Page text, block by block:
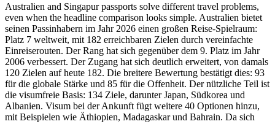
Australien and Singapur passports solve different travel problems,
even when the headline comparison looks simple. Australien bietet
seinen Passinhabern im Jahr 2026 einen großen Reise-Spielraum:
Platz 7 weltweit, mit 182 erreichbaren Zielen durch vereinfachte
Einreiserouten. Der Rang hat sich gegenüber dem 9. Platz im Jahr
2006 verbessert. Der Zugang hat sich deutlich erweitert, von damals
120 Zielen auf heute 182. Die breitere Bewertung bestätigt dies: 93
für die globale Stärke und 85 für die Offenheit. Der nützliche Teil ist
die visumfreie Basis: 134 Ziele, darunter Japan, Südkorea und
Albanien. Visum bei der Ankunft fügt weitere 40 Optionen hinzu,
mit Beispielen wie Äthiopien, Madagaskar und Bahrain. Da sich